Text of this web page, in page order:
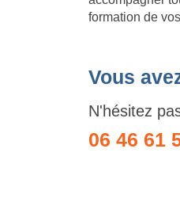
formation de
Vous
N'hésitez
06 46 61